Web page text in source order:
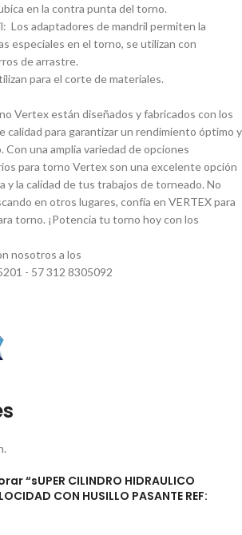
en la contra punta del torno.
Los adaptadores de mandril permiten la
especiales en el torno, se utilizan con
de arrastre.
para el corte de materiales.
Vertex están diseñados y fabricados con los
calidad para garantizar un rendimiento óptimo y
Con una amplia variedad de opciones
para torno Vertex son una excelente opción
y la calidad de tus trabajos de torneado. No
en otros lugares, confí­a en VERTEX para
torno. ¡Potencia tu torno hoy con los
nosotros a los
- 57 312 8305092
“sUPER CILINDRO HIDRAULICO
CON HUSILLO PASANTE REF: